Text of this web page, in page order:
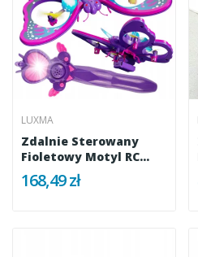
LUXMA
Zdalnie Sterowany
Fioletowy Motyl RC
Latający...
168,49 zł